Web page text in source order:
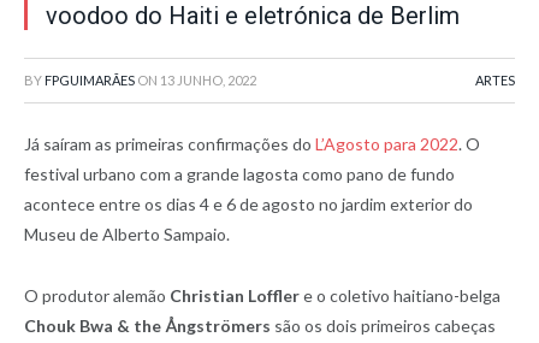
voodoo do Haiti e eletrónica de Berlim
BY FPGUIMARÃES ON 13 JUNHO, 2022 ARTES
Já saíram as primeiras confirmações do L’Agosto para 2022. O
festival urbano com a grande lagosta como pano de fundo
acontece entre os dias 4 e 6 de agosto no jardim exterior do
Museu de Alberto Sampaio.
O produtor alemão Christian Lofflere o coletivo haitiano-belga
Chouk Bwa & the Ångströmers são os dois primeiros cabeças